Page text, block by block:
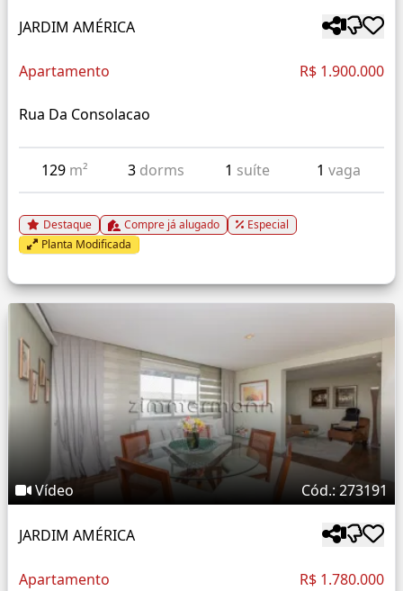
JARDIM AMÉRICA
Apartamento R$ 1.900.000
Rua Da Consolacao
129 m² 3 dorms 1 suíte 1 vaga
Destaque Compre já alugado
Especial
Planta Modificada
Vídeo Cód.: 273191
JARDIM AMÉRICA
Apartamento R$ 1.780.000